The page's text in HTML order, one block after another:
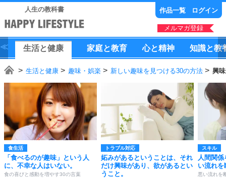
人生の教科書 作品一覧 ログイン
メルマガ登録
生活と健康 家庭と教育 心と精神 知識と教
生活と健康 趣味・娯楽 新しい趣味を見つける30の方法 興
食生活
「食べるのが趣味」という人
に、不幸な人はいない。
食の喜びと感動を増やす30の言葉
トラブル対応
妬みがあるということは、それ
だけ興味があり、欲があるとい
うこと。
スキル
人間関
い流れを
悪い流れを